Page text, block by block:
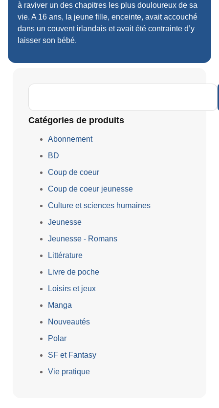
à raviver un des chapitres les plus douloureux de sa
vie. A 16 ans, la jeune fille, enceinte, avait accouché
dans un couvent irlandais et avait été contrainte d’y
laisser son bébé.
Catégories de produits
Abonnement
BD
Coup de coeur
Coup de coeur jeunesse
Culture et sciences humaines
Jeunesse
Jeunesse - Romans
Littérature
Livre de poche
Loisirs et jeux
Manga
Nouveautés
Polar
SF et Fantasy
Vie pratique